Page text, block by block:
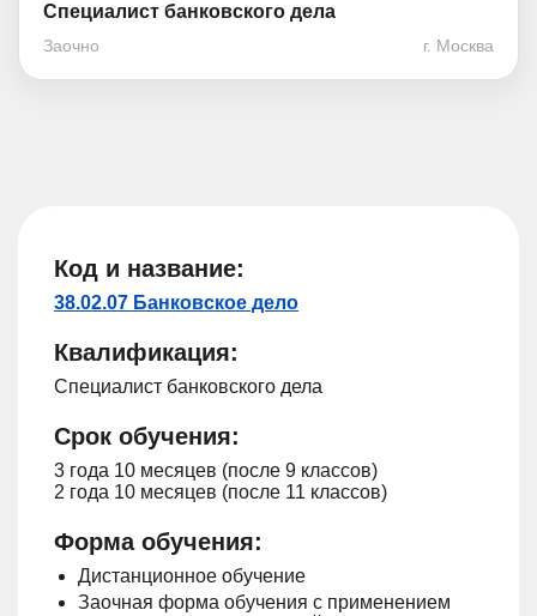
Специалист банковского дела
Заочно г. Москва
Код и название:
38.02.07 Банковское дело
Квалификация:
Специалист банковского дела
Срок обучения:
3 года 10 месяцев (после 9 классов)
2 года 10 месяцев (после 11 классов)
Форма обучения:
Дистанционное обучение
Заочная форма обучения с применением